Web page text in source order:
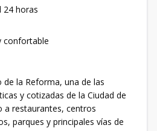
24 horas
confortable
de la Reforma, una de las
y cotizadas de la Ciudad de
a restaurantes, centros
parques y principales vías de